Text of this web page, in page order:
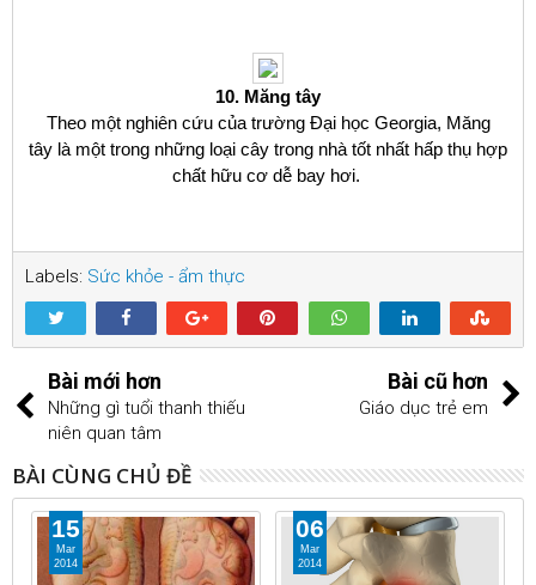
10. Măng tây
Theo một nghiên cứu của trường Đại học Georgia, Măng
tây là một trong những loại cây trong nhà tốt nhất hấp thụ hợp
chất hữu cơ dễ bay hơi.
Labels: Sức khỏe - ẩm thực
Bài mới hơn
Những gì tuổi thanh thiếu
niên quan tâm
Bài cũ hơn
Giáo dục trẻ em
BÀI CÙNG CHỦ ĐỀ
15
Mar
2014
06
Mar
2014